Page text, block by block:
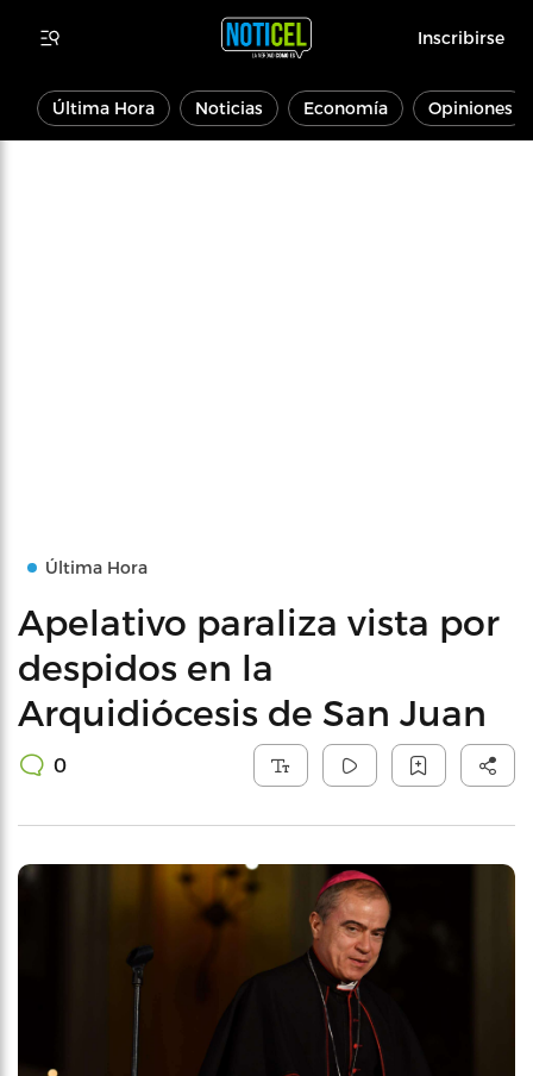
Inscribirse
Última Hora Noticias Economía Opiniones
Última Hora
Apelativo paraliza vista por
despidos en la
Arquidiócesis de San Juan
0